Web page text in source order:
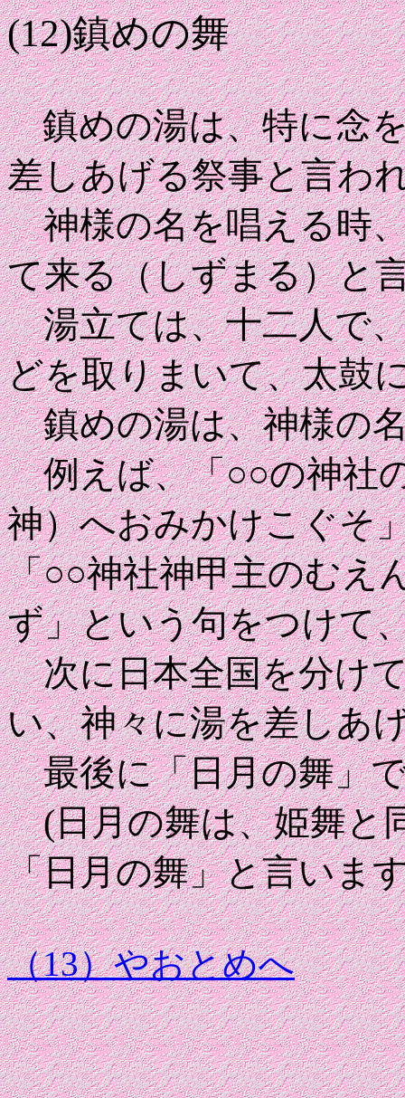
(12)鎮めの舞
鎮めの湯は、特に念
差しあげる祭事と言わ
神様の名を唱える時
て来る（しずまる）と
湯立ては、十二人で
どを取りまいて、太鼓
鎮めの湯は、神様の
例えば、「○○の神社
神）へおみかけこぐそ
「○○神社神甲主のむえ
ず」という句をつけて
次に日本全国を分けて
い、神々に湯を差しあ
最後に「日月の舞」
(日月の舞は、姫舞と
「日月の舞」と言いま
（13）やおとめへ